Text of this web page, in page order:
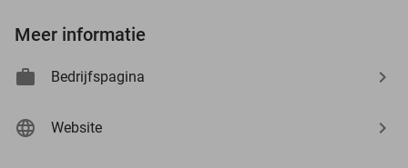
Meer informatie
Bedrijfspagina
Website